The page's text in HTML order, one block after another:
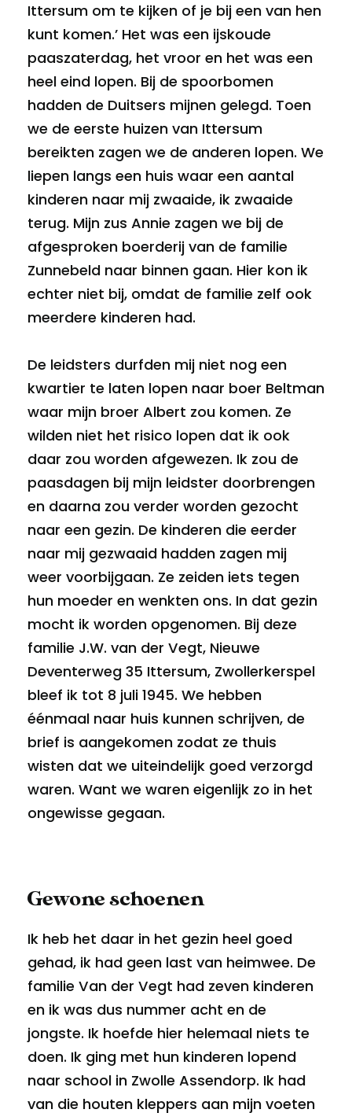
Ittersum om te kijken of je bij een van hen
kunt komen.’ Het was een ijskoude
paaszaterdag, het vroor en het was een
heel eind lopen. Bij de spoorbomen
hadden de Duitsers mijnen gelegd. Toen
we de eerste huizen van Ittersum
bereikten zagen we de anderen lopen. We
liepen langs een huis waar een aantal
kinderen naar mij zwaaide, ik zwaaide
terug. Mijn zus Annie zagen we bij de
afgesproken boerderij van de familie
Zunnebeld naar binnen gaan. Hier kon ik
echter niet bij, omdat de familie zelf ook
meerdere kinderen had.
De leidsters durfden mij niet nog een
kwartier te laten lopen naar boer Beltman
waar mijn broer Albert zou komen. Ze
wilden niet het risico lopen dat ik ook
daar zou worden afgewezen. Ik zou de
paasdagen bij mijn leidster doorbrengen
en daarna zou verder worden gezocht
naar een gezin. De kinderen die eerder
naar mij gezwaaid hadden zagen mij
weer voorbijgaan. Ze zeiden iets tegen
hun moeder en wenkten ons. In dat gezin
mocht ik worden opgenomen. Bij deze
familie J.W. van der Vegt, Nieuwe
Deventerweg 35 Ittersum, Zwollerkerspel
bleef ik tot 8 juli 1945. We hebben
éénmaal naar huis kunnen schrijven, de
brief is aangekomen zodat ze thuis
wisten dat we uiteindelijk goed verzorgd
waren. Want we waren eigenlijk zo in het
ongewisse gegaan.
Gewone schoenen
Ik heb het daar in het gezin heel goed
gehad, ik had geen last van heimwee. De
familie Van der Vegt had zeven kinderen
en ik was dus nummer acht en de
jongste. Ik hoefde hier helemaal niets te
doen. Ik ging met hun kinderen lopend
naar school in Zwolle Assendorp. Ik had
van die houten kleppers aan mijn voeten